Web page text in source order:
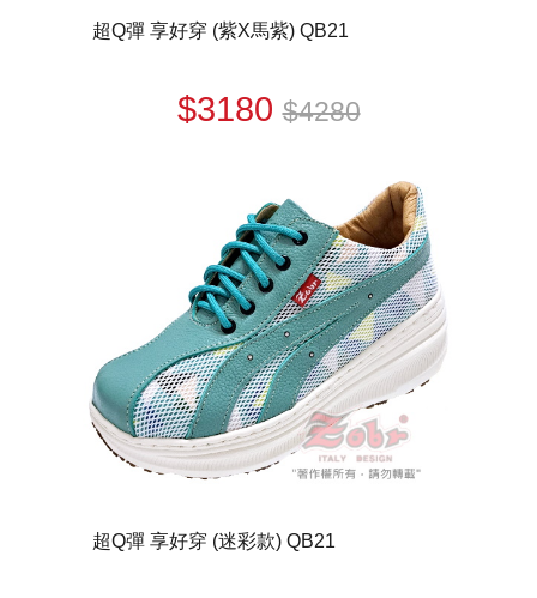
超Q彈 享好穿 (紫X馬紫) QB21
$3180$4280
超Q彈 享好穿 (迷彩款) QB21